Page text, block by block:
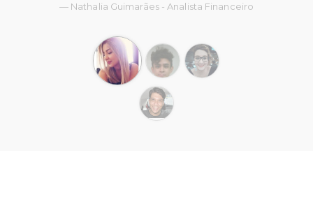
Nathalia Guimarães - Analista Financeiro